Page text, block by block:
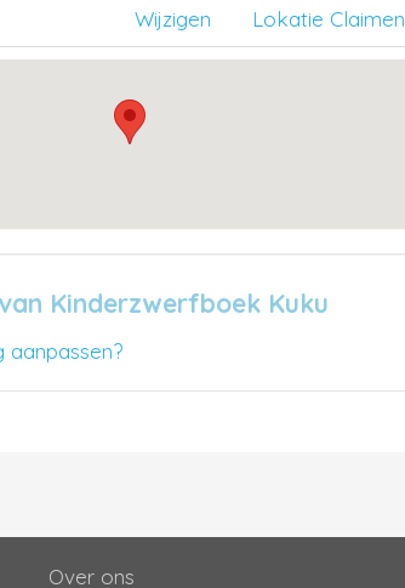
Lokatie Claimen
Wijzigen
Kinderzwerfboek Kuku
aanpassen?
Over ons